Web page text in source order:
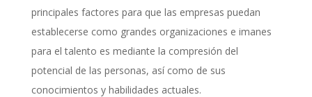
principales factores para que las empresas puedan
establecerse como grandes organizaciones e imanes
para el talento es mediante la compresión del
potencial de las personas, así como de sus
conocimientos y habilidades actuales.